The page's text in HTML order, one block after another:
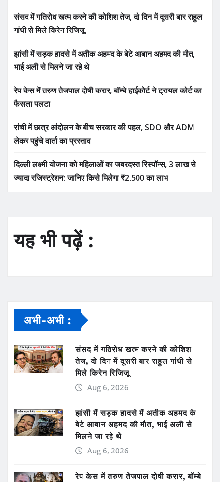
संसद में गतिरोध खत्म करने की कोशिश तेज, दो दिन में दूसरी बार राहुल
गांधी से मिले किरेन रिजिजू
झांसी में सड़क हादसे में अतीक अहमद के बेटे आबान अहमद की मौत,
भाई अली से मिलने जा रहे थे
रेप केस में तरुण तेजपाल दोषी करार, बॉम्बे हाईकोर्ट ने ट्रायल कोर्ट का
फैसला पलटा
रांची में छात्र आंदोलन के बीच सरकार की पहल, SDO और ADM
लेकर पहुंचे वार्ता का प्रस्ताव
दिल्ली लक्ष्मी योजना को महिलाओं का जबरदस्त रिस्पॉन्स, 3 लाख से
ज्यादा रजिस्ट्रेशन; जानिए किसे मिलेगा ₹2,500 का लाभ
यह भी पढ़ें :
अभी-अभी :
संसद में गतिरोध खत्म करने की कोशिश
तेज, दो दिन में दूसरी बार राहुल गांधी से
मिले किरेन रिजिजू
Aug 6, 2026
झांसी में सड़क हादसे में अतीक अहमद के
बेटे आबान अहमद की मौत, भाई अली से
मिलने जा रहे थे
Aug 6, 2026
रेप केस में तरुण तेजपाल दोषी करार, बॉम्बे